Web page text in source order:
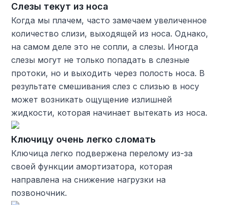
Слезы текут из носа
Когда мы плачем, часто замечаем увеличенное
количество слизи, выходящей из носа. Однако,
на самом деле это не сопли, а слезы. Иногда
слезы могут не только попадать в слезные
протоки, но и выходить через полость носа. В
результате смешивания слез с слизью в носу
может возникать ощущение излишней
жидкости, которая начинает вытекать из носа.
Ключицу очень легко сломать
Ключица легко подвержена перелому из-за
своей функции амортизатора, которая
направлена на снижение нагрузки на
позвоночник.